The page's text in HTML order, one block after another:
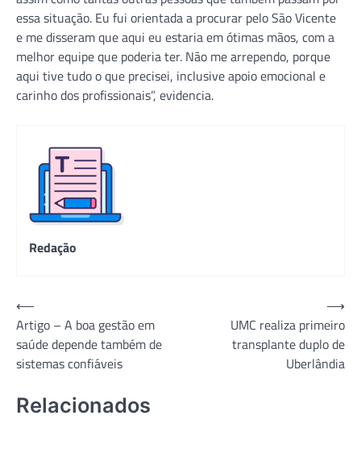
essa situação. Eu fui orientada a procurar pelo São Vicente
e me disseram que aqui eu estaria em ótimas mãos, com a
melhor equipe que poderia ter. Não me arrependo, porque
aqui tive tudo o que precisei, inclusive apoio emocional e
carinho dos profissionais”, evidencia.
Redação
Navegação
de
Post
⟵
Artigo – A boa gestão em
saúde depende também de
sistemas confiáveis
UMC realiza primeiro
transplante duplo de
Uberlândia
⟶
Relacionados